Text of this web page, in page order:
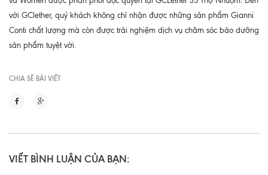
với GClether, quý khách không chỉ nhận được những sản phẩm Gianni
Conti chất lượng mà còn được trải nghiệm dịch vụ chăm sóc bảo dưỡng
sản phẩm tuyệt vời.
CHIA SẼ BÀI VIẾT
VIẾT BÌNH LUẬN CỦA BẠN: